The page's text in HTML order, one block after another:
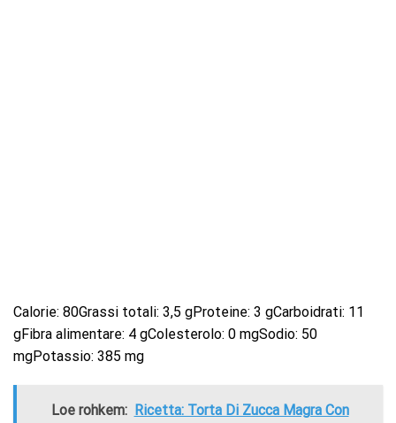
Calorie: 80Grassi totali: 3,5 gProteine: 3 gCarboidrati: 11
gFibra alimentare: 4 gColesterolo: 0 mgSodio: 50
mgPotassio: 385 mg
Loe rohkem:
Ricetta: Torta Di Zucca Magra Con